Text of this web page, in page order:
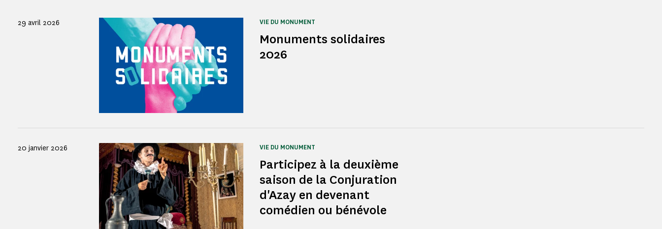
Monuments solidaires
2026
VIE DU MONUMENT
29 avril 2026
Participez à la deuxième
saison de la Conjuration
d'Azay en devenant
comédien ou bénévole
VIE DU MONUMENT
20 janvier 2026